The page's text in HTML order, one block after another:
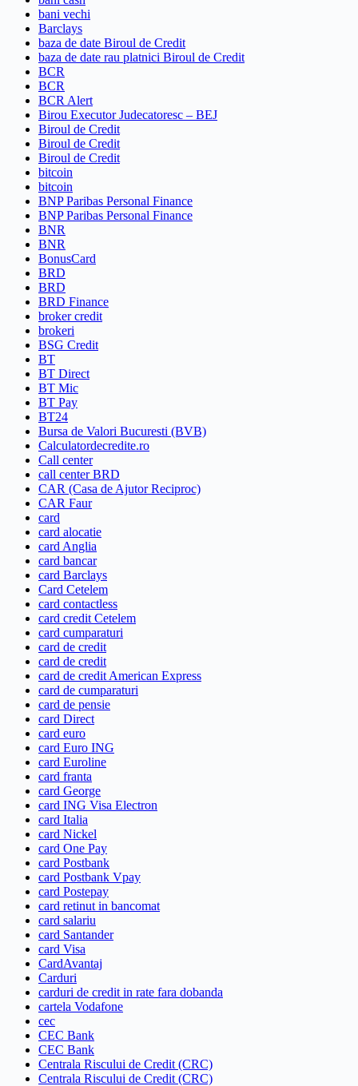
bani vechi
Barclays
baza de date Biroul de Credit
baza de date rau platnici Biroul de Credit
BCR
BCR
BCR Alert
Birou Executor Judecatoresc – BEJ
Biroul de Credit
Biroul de Credit
Biroul de Credit
bitcoin
bitcoin
BNP Paribas Personal Finance
BNP Paribas Personal Finance
BNR
BNR
BonusCard
BRD
BRD
BRD Finance
broker credit
brokeri
BSG Credit
BT
BT Direct
BT Mic
BT Pay
BT24
Bursa de Valori Bucuresti (BVB)
Calculatordecredite.ro
Call center
call center BRD
CAR (Casa de Ajutor Reciproc)
CAR Faur
card
card alocatie
card Anglia
card bancar
card Barclays
Card Cetelem
card contactless
card credit Cetelem
card cumparaturi
card de credit
card de credit
card de credit American Express
card de cumparaturi
card de pensie
card Direct
card euro
card Euro ING
card Euroline
card franta
card George
card ING Visa Electron
card Italia
card Nickel
card One Pay
card Postbank
card Postbank Vpay
card Postepay
card retinut in bancomat
card salariu
card Santander
card Visa
CardAvantaj
Carduri
carduri de credit in rate fara dobanda
cartela Vodafone
cec
CEC Bank
CEC Bank
Centrala Riscului de Credit (CRC)
Centrala Riscului de Credit (CRC)